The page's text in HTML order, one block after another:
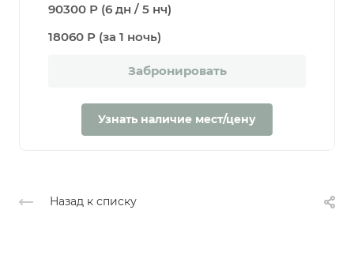
90300 Р (6 дн / 5 нч)
18060 Р (за 1 ночь)
Забронировать
Узнать наличие мест/цену
Назад к списку